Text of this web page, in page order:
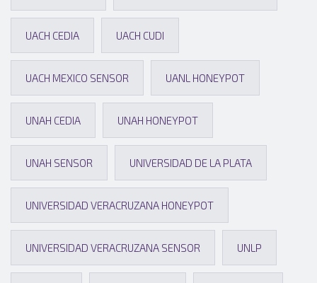
UACH CEDIA UACH CUDI
UACH MEXICO SENSOR UANL HONEYPOT
UNAH CEDIA UNAH HONEYPOT
UNAH SENSOR UNIVERSIDAD DE LA PLATA
UNIVERSIDAD VERACRUZANA HONEYPOT
UNIVERSIDAD VERACRUZANA SENSOR UNLP